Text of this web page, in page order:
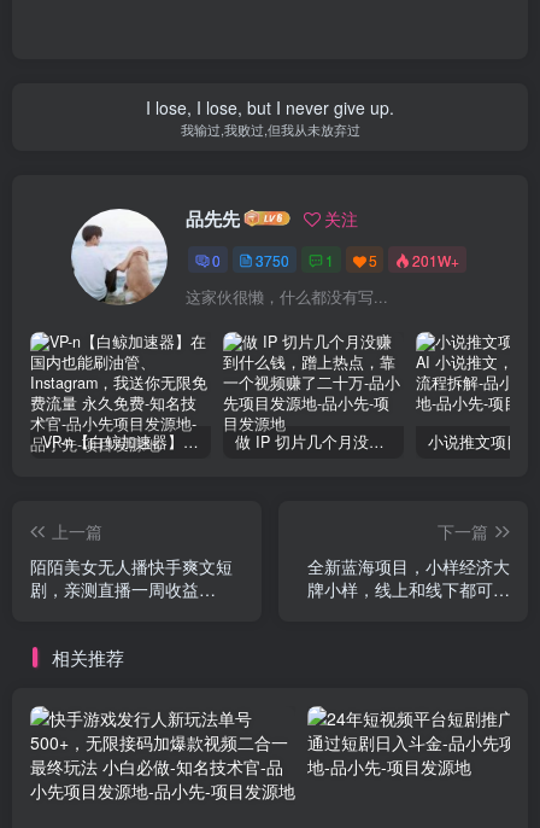
I lose, I lose, but I never give up.
我输过,我败过,但我从未放弃过
品先先 关注
0 3750 1 5 201W+
这家伙很懒，什么都没有写...
VP-n【白鲸加速器】在国内也能刷油管、Instagram，我送你无限免费流量 永久免费-知名技术官-品小先项目发源地 做 IP 切片几个月没赚到什么钱，蹭上热点，靠一个视频赚了二十万-品小先项目发源地
上一篇
陌陌美女无人播快手爽文短
剧，亲测直播一周收益
下一篇
全新蓝海项目，小样经济大
牌小样，线上和线下都可变
相关推荐